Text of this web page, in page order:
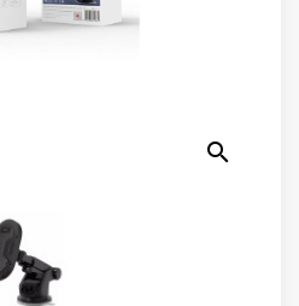
search